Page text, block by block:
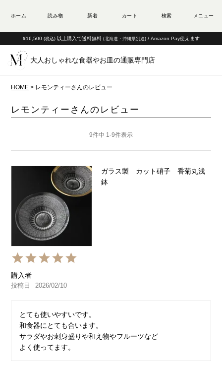
¥16,500 (税込) 以上購入で送料無料 (北海道・沖縄県別途) / Amazon Pay使えます
大人おしゃれな食器やお皿の通販専門店
HOME レモンティーさんのレビュー
レモンティーさんのレビュー
9件中 1-9件表示
ガラス製 カット硝子 香菊丸浅
鉢
購入者
投稿日 2026/02/10
とても使いやすいです。
和食器にとても合います。
サラダやお刺身盛りや和え物やフルーツなど
よく使ってます。